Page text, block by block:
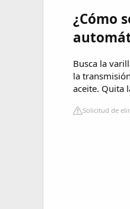
¿Cómo
Busca la
la
aceite. Quita
Solicitud de